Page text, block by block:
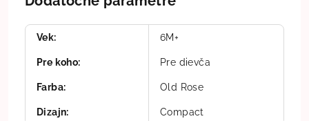
Vek: 6M+
Pre koho: Pre dievča
Farba: Old Rose
Dizajn: Compact